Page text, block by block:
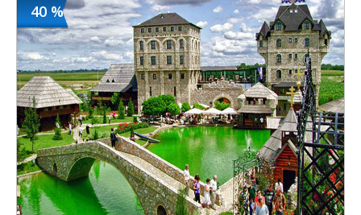
40 %